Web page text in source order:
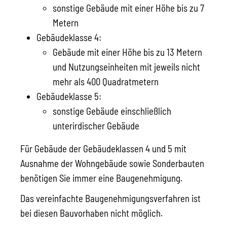
sonstige Gebäude mit einer Höhe bis zu 7
Metern
Gebäudeklasse 4:
Gebäude mit einer Höhe bis zu 13 Metern
und Nutzungseinheiten mit jeweils nicht
mehr als 400 Quadratmetern
Gebäudeklasse 5:
sonstige Gebäude einschließlich
unterirdischer Gebäude
Für Gebäude der Gebäudeklassen 4 und 5 mit
Ausnahme der Wohngebäude sowie Sonderbauten
benötigen Sie immer eine Baugenehmigung.
Das vereinfachte Baugenehmigungsverfahren ist
bei diesen Bauvorhaben nicht möglich.